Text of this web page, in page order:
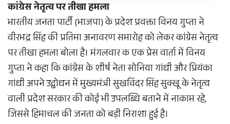
कांग्रेस नेतृत्व पर तीखा हमला
भारतीय जनता पार्टी (भाजपा) के प्रदेश प्रवक्ता विनय गुप्ता ने
वीरभद्र सिंह की प्रतिमा अनावरण समारोह को लेकर कांग्रेस नेतृत्व
पर तीखा हमला बोला है। मंगलवार क एक प्रेस वार्ता में विनय
गुप्ता ने कहा कि कांग्रेस के शीर्ष नेता सोनिया गांधी और प्रियंका
गांधी अपने उद्बोधन में मुख्यमंत्री सुखविंदर सिंह सुक्खू के नेतृत्व
वाली प्रदेश सरकार की कोई भी उपलब्धि बताने में नाकाम रहे,
जिससे हिमाचल की जनता को बड़ी निराशा हुई है।